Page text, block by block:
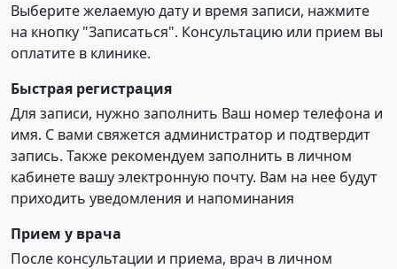
Выберите желаемую дату и время записи, нажмите
на кнопку "Записаться". Консультацию или прием вы
оплатите в клинике.
Быстрая регистрация
Для записи, нужно заполнить Ваш номер телефона и
имя. С вами свяжется администратор и подтвердит
запись. Также рекомендуем заполнить в личном
кабинете вашу электронную почту. Вам на нее будут
приходить уведомления и напоминания
Прием у врача
После консультации и приема, врач в личном